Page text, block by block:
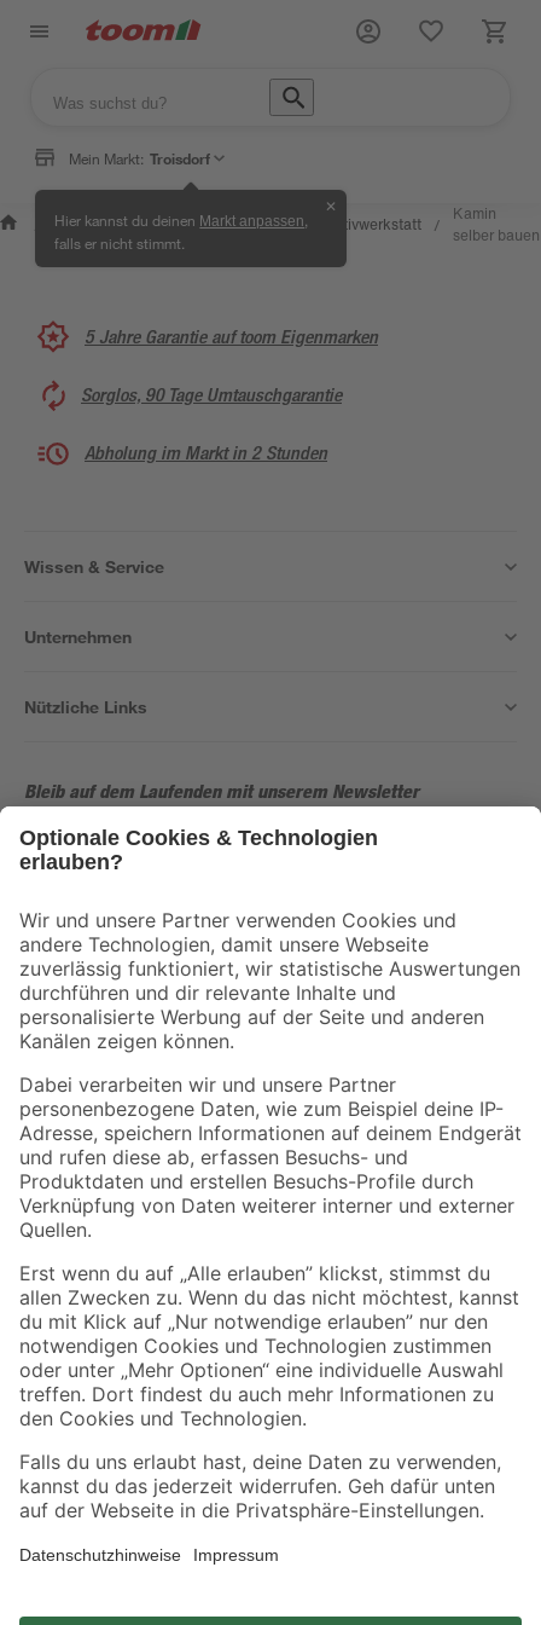
Mein Markt: Troisdorf
Hier kannst du deinen Markt anpassen
falls er nicht stimmt.
✕
Wissen &
Service
/
Selbermachen &
Ratgeber
/ Kreativwerkstatt /
Kamin
selber bauen
5 Jahre Garantie auf toom Eigenmarken
Sorglos, 90 Tage Umtauschgarantie
Abholung im Markt in 2 Stunden
Wissen & Service
Unternehmen
Nützliche Links
Bleib auf dem Laufenden mit unserem Newsletter
Der toom Newsletter: Keine Angebote und Aktionen mehr verpassen!
Folge uns
Zahlungsarten Versandarten
Sicher einkaufen
Jetzt die toom-App herunterladen
Alle Preisangaben in EUR inkl. gesetzl. MwSt.. Die dargestellten Angebote sind unter
Umständen nicht in allen Märkten verfügbar. Die angegebenen Verfügbarkeiten beziehen
sich auf den unter "Mein Markt" ausgewählten toom Baumarkt. Alle Angebote und
*Paketversand ab 59 € versandkostenfrei, gilt nicht für Artikel mit Speditionsversand, hier
fallen zusätzliche Versandkosten an.